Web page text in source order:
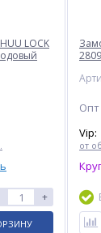
Фонарь 518-
LOCK
+
Опт
Vip:
от